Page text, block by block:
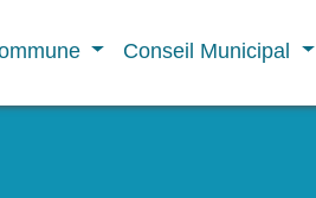
Conseil Municipal